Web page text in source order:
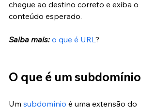
chegue ao destino correto e exiba o
conteúdo esperado.
Saiba mais: o que é URL ?
O que é um subdomínio
Um subdomínio é uma extensão do